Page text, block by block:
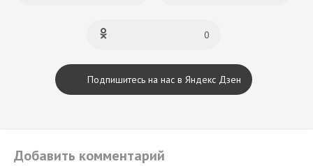
0
Подпишитесь на нас в Яндекс Дзен
Добавить комментарий